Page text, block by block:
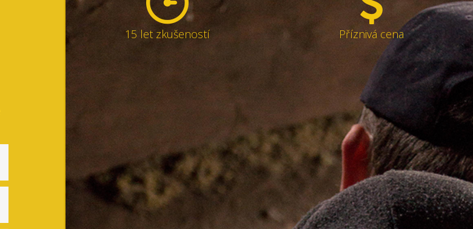
15 let zkušeností Příznivá cena